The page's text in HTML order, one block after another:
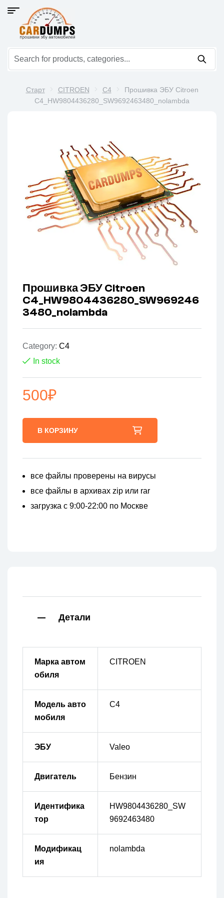
Старт CITROEN C4
Прошивка ЭБУ Citroen
C4_HW9804436280_SW9692463480_nolambda
Прошивка ЭБУ Citroen
C4_HW9804436280_SW969246
3480_nolambda
Category: C4
In stock
500₽
В КОРЗИНУ
все файлы проверены на вирусы
все файлы в архивах zip или rar
загрузка с 9:00-22:00 по Москве
Детали
Марка автом
обиля
CITROEN
Модель авто
мобиля
C4
ЭБУ Valeo
Двигатель Бензин
Идентифика
тор
HW9804436280_SW
9692463480
Модификац
ия
nolambda